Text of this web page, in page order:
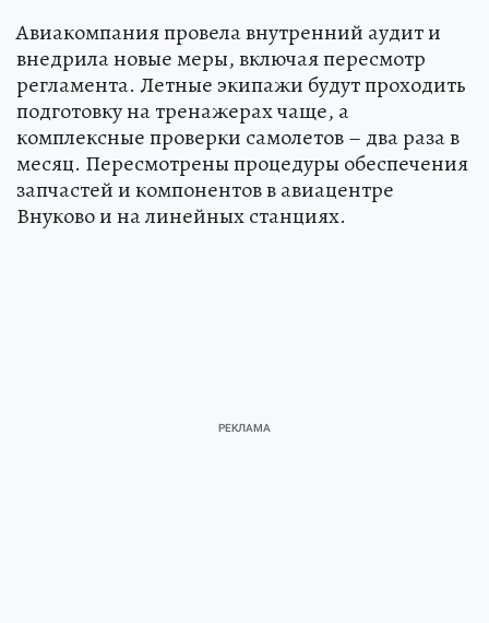
Авиакомпания провела внутренний аудит и
внедрила новые меры, включая пересмотр
регламента. Летные экипажи будут проходить
подготовку на тренажерах чаще, а
комплексные проверки самолетов – два раза в
месяц. Пересмотрены процедуры обеспечения
запчастей и компонентов в авиацентре
Внуково и на линейных станциях.